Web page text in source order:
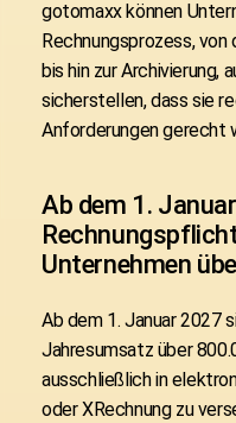
gotomaxx können
Rechnungsprozess,
bis hin zur Archivierung,
sicherstellen, dass sie
Anforderungen gerecht
Ab dem 1.
Unternehmen
Ab dem 1. Januar 2027
Jahresumsatz über
ausschließlich in
oder XRechnung zu